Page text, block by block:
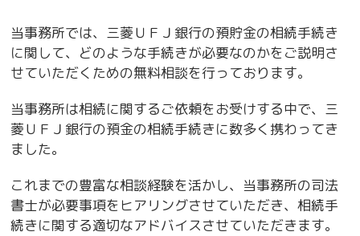
当事務所では、三菱ＵＦＪ銀行の預貯金の相続手続き
に関して、どのような手続きが必要なのかをご説明さ
せていただくための無料相談を行っております。
当事務所は相続に関するご依頼をお受けする中で、三
菱ＵＦＪ銀行の預金の相続手続きに数多く携わってき
ました。
これまでの豊富な相談経験を活かし、当事務所の司法
書士が必要事項をヒアリングさせていただき、相続手
続きに関する適切なアドバイスさせていただきます。